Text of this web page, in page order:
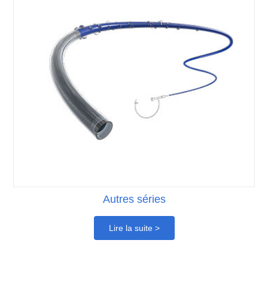
Autres séries
Lire la suite >